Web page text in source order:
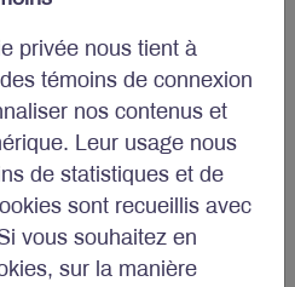
privée nous tient à
témoins de connexion
nos contenus et
Leur usage nous
de statistiques et de
sont recueillis avec
vous souhaitez en
sur la manière
élevé et les conditions
continueront de peser sur
en 2024. Nous
est en récession ou
ralentit